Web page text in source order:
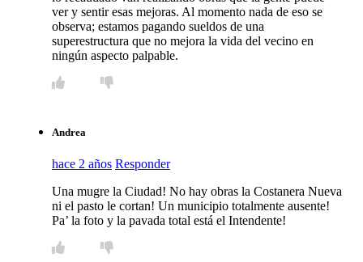
ver y sentir esas mejoras. Al momento nada de eso se
observa; estamos pagando sueldos de una
superestructura que no mejora la vida del vecino en
ningún aspecto palpable.
Andrea
hace 2 años Responder
Una mugre la Ciudad! No hay obras la Costanera Nueva
ni el pasto le cortan! Un municipio totalmente ausente!
Pa’ la foto y la pavada total está el Intendente!